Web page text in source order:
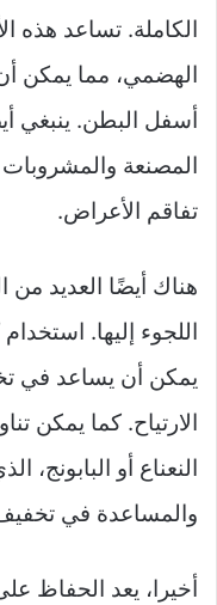
الكاملة. تساعد هذه
الهضمي، مما يمكن أن
أسفل البطن. ينبغي
المصنعة
تفاقم الأعراض.
هناك أيضًا العديد من
اللجوء إليها.
يمكن أن يساعد في
الارتياح. كما يمكن
النعناع أو البابونج،
والمساعدة في تخفيف
أخيرا، يعد الحفاظ